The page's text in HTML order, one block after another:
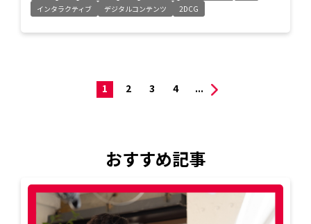
インタラクティブ デジタルコンテンツ 2DCG
1 2 3 4 ...
おすすめ記事